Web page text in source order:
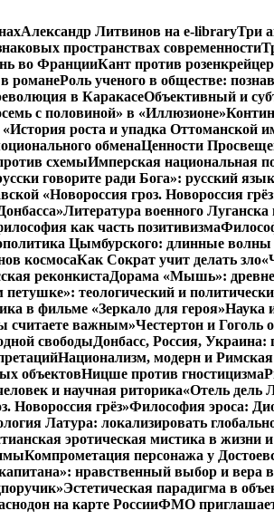
Александр Литвинов на e-libraryТри
пространствах современности
во ФранцииКант против
романеРоль ученого в обществе:
в КаракасеОбъективный и
с половиной» в «Иллюзионе»
«История роста и упадка Оттоманской
обменаЦенности
схемыИмперская национальная
говорите ради Бога»: русский
«Новороссия гроз. Новороссия
Литература военного
как часть позитивизма
Цымбурского: длинные волны
космосаКак Сократ учит делать зло
реконкистаДорама «Мышь»:
петушке»: теологический и
в фильме «Зеркало для героя»Наука
считаете важным»Честертон и Гоголь
свободыДонбасс, Россия, Украина:
Национализм, модерн и
объектовНицше против гностицизма
и научная риторика«Отель дель
Новороссия грёз»Философия эроса:
Латура: локализировать
эротическая мистика в жизни
Компрометация персонажа у
нравственный выбор и вера в
Эстетическая парадигма в
на карте РоссииФМО приглашает